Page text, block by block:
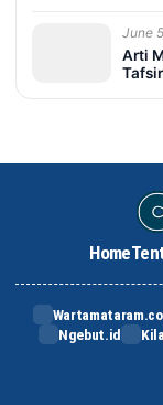
June
Arti
Home
Ngebut.id